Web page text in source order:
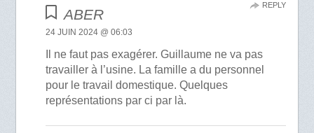
ABER
24 JUIN 2024 @ 06:03
Il ne faut pas exagérer. Guillaume ne va pas
travailler à l’usine. La famille a du personnel
pour le travail domestique. Quelques
représentations par ci par là.
REPLY